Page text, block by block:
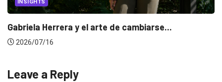
INSIGHTS
Gabriela Herrera y el arte de cambiarse...
2026/07/16
Leave a Reply